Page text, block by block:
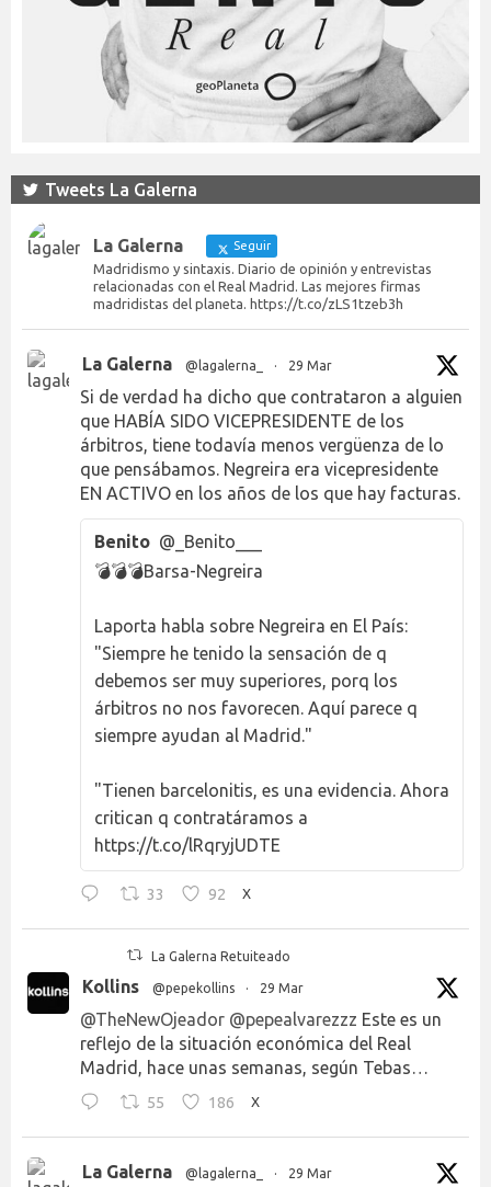
Tweets La Galerna
La Galerna Seguir
Madridismo y sintaxis. Diario de opinión y entrevistas
relacionadas con el Real Madrid. Las mejores firmas
madridistas del planeta. https://t.co/zLS1tzeb3h
La Galerna @lagalerna_ · 29 Mar
Si de verdad ha dicho que contrataron a alguien
que HABÍA SIDO VICEPRESIDENTE de los
árbitros, tiene todavía menos vergüenza de lo
que pensábamos. Negreira era vicepresidente
EN ACTIVO en los años de los que hay facturas.
Benito @_Benito___
💣💣💣Barsa-Negreira
Laporta habla sobre Negreira en El País:
"Siempre he tenido la sensación de q
debemos ser muy superiores, porq los
árbitros no nos favorecen. Aquí parece q
siempre ayudan al Madrid."
"Tienen barcelonitis, es una evidencia. Ahora
critican q contratáramos a
https://t.co/lRqryjUDTE
33 92 X
La Galerna Retuiteado
Kollins @pepekollins · 29 Mar
@TheNewOjeador @pepealvarezzz Este es un
reflejo de la situación económica del Real
Madrid, hace unas semanas, según Tebas…
55 186 X
La Galerna @lagalerna_ · 29 Mar